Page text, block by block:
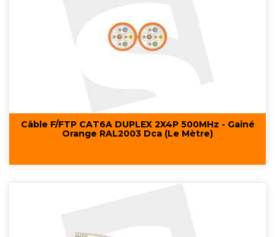
Câble F/FTP CAT6A DUPLEX 2X4P 500MHz - Gainé
Orange RAL2003 Dca (Le Mètre)